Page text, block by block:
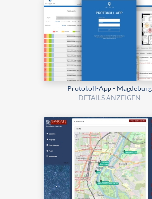
Protokoll-App - Magdeburg
DETAILS ANZEIGEN